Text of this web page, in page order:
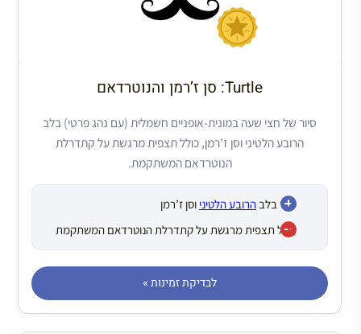
Turtle: סן ז’רמן והנוטרדאם
סיור בלבהרובע הלטיני וסן ז’רמן
כולל תצפית מרגשת על קתדרלת הנוטרדאם המשתקמת
סיור של חצי שעה במונית-אופניים חשמלית (עם נהג פרטי) בלב
הרובע הלטיני וסן ז’רמן, כולל תצפית מרגשת על קתדרלת
הנוטרדאם המשתקמת.
לבדיקת זמינות »